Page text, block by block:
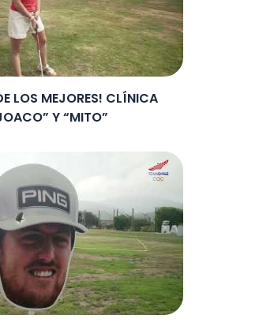
LOS MEJORES! CLÍNICA
Y “MITO”